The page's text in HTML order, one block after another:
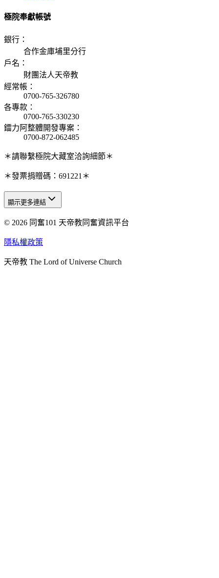
極院奉獻帳號
銀行 ：
合作金庫埔里分行
戶名 ：
財團法人天帝教
經常帳 ：
0700-765-326780
各專款 ：
0700-765-330230
鐳力阿整體開發專案 ：
0700-872-062485
＊請聯繫極院大藏室洽詢細節＊
＊發票捐贈碼：691221＊
天人研究總院
天人研究學院
天人炁功院
顯示更多連結
© 2026 同奮101 天帝教同奮資訊平台
隱私權政策
天帝教 The Lord of Universe Church